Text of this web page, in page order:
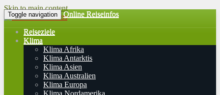
Skip to main content
Toggle navigation Online Reiseinfos
Reiseziele
Klima
Klima Afrika
Klima Antarktis
Klima Asien
Klima Australien
Klima Europa
Klima Nordamerika